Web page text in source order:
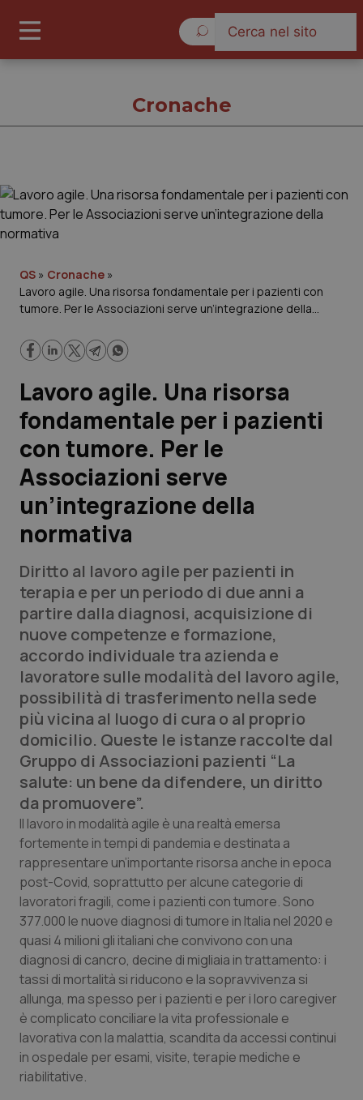
Cronache
Governo e Parlamento
Regioni e Asl
Lavoro e Professioni
Scienza e Farmaci
Studi e Analisi
Lettere al direttore
Edizioni Regionali
QS Pro
Professionisti Sanitari.AI
Abruzzo
Basilicata
Calabria
Campania
Emilia-Romagna
Friuli Venezia Giulia
Lazio
Liguria
Lombardia
Marche
Molise
QS Pro Gold
Artrite & artrosi
Asma & BPCO
Car-T
Colesterolo & coronaropatie
Dermatite Atopica
Diabete & glucometri
Disturbi dell’umore
Dolore
Donna & Salute
Epatiti
QS Club Newsletter
Cronache
QS » Cronache »
Lavoro agile. Una risorsa fondamentale per i pazienti con
tumore. Per le Associazioni serve un’integrazione della
Lavoro agile. Una risorsa
fondamentale per i pazienti
con tumore. Per le
Associazioni serve
un’integrazione della
normativa
Diritto al lavoro agile per pazienti in
terapia e per un periodo di due anni a
partire dalla diagnosi, acquisizione di
nuove competenze e formazione,
accordo individuale tra azienda e
lavoratore sulle modalità del lavoro agile,
possibilità di trasferimento nella sede
più vicina al luogo di cura o al proprio
domicilio. Queste le istanze raccolte dal
Gruppo di Associazioni pazienti “La
salute: un bene da difendere, un diritto
da promuovere”.
Il lavoro in modalità agile è una realtà emersa
fortemente in tempi di pandemia e destinata a
rappresentare un’importante risorsa anche in epoca
post-Covid, soprattutto per alcune categorie di
lavoratori fragili, come i pazienti con tumore. Sono
377.000 le nuove diagnosi di tumore in Italia nel 2020 e
quasi 4 milioni gli italiani che convivono con una
diagnosi di cancro, decine di migliaia in trattamento: i
tassi di mortalità si riducono e la sopravvivenza si
allunga, ma spesso per i pazienti e per i loro caregiver
è complicato conciliare la vita professionale e
lavorativa con la malattia, scandita da accessi continui
in ospedale per esami, visite, terapie mediche e
riabilitative.